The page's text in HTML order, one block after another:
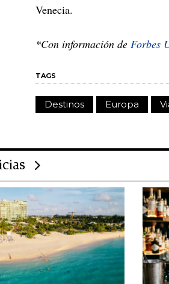
Venecia.
*Con información de Forbes
TAGS
Destinos Europa